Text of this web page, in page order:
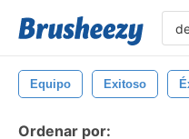
Equipo Exitoso
Ordenar por: